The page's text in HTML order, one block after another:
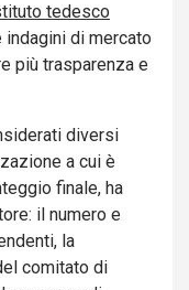
tedesco
indagini di mercato
più trasparenza e
diversi
a cui è
finale, ha
il numero e
la
comitato di